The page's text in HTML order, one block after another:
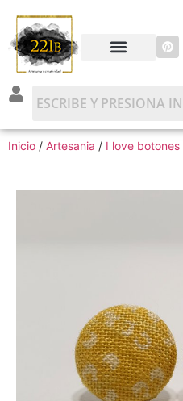
Inicio / Artesania / I love botones